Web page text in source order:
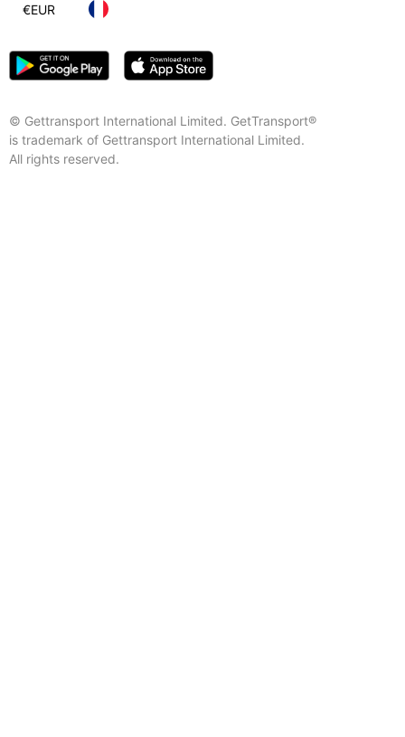
© Gettransport International Limited. GetTransport®
is trademark of Gettransport International Limited.
All rights reserved.
€EUR